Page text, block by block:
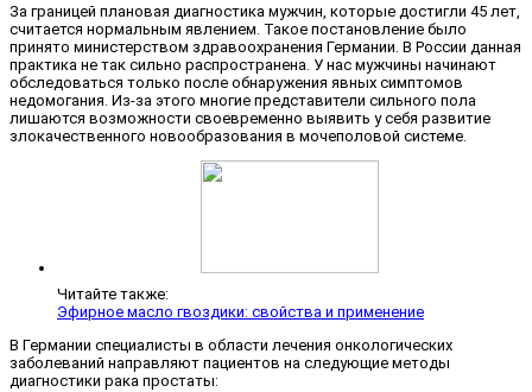
За границей плановая диагностика мужчин, которые достигли 45 лет,
считается нормальным явлением. Такое постановление было
принято министерством здравоохранения Германии. В России данная
практика не так сильно распространена. У нас мужчины начинают
обследоваться только после обнаружения явных симптомов
недомогания. Из-за этого многие представители сильного пола
лишаются возможности своевременно выявить у себя развитие
злокачественного новообразования в мочеполовой системе.
Читайте также:
Эфирное масло гвоздики: свойства и применение
В Германии специалисты в области лечения онкологических
заболеваний направляют пациентов на следующие методы
диагностики рака простаты: